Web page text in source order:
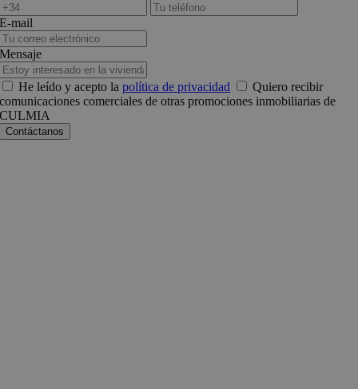
E-mail
Mensaje
He leído y acepto lapolítica de privacidad
Quiero recibir
comunicaciones comerciales de otras promociones inmobiliarias de
CULMIA